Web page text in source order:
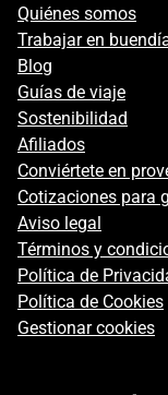
secondary
Quiénes somos
Trabajar en
Blog
Guías de viaje
Sostenibilidad
Afiliados
Conviértete en
Cotizaciones para
Aviso legal
Términos y
Política de
Política de Cookies
Gestionar cookies